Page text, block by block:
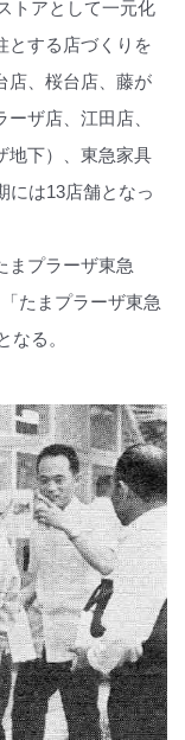
トアとして一元化
とする店づくりを
店、桜台店、藤が
ザ店、江田店、
地下）、東急家具
には13店舗となっ
まプラーザ東急
たまプラーザ東急
なる。